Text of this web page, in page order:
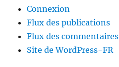
Connexion
Flux des publications
Flux des commentaires
Site de WordPress-FR